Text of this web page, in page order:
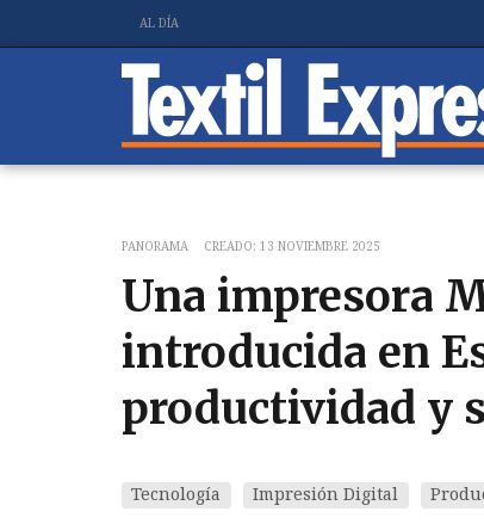
AL DÍA
PANORAMA CREADO: 13 NOVIEMBRE 2025
Una impresora
introducida en
productividad y
Tecnología Impresión Digital